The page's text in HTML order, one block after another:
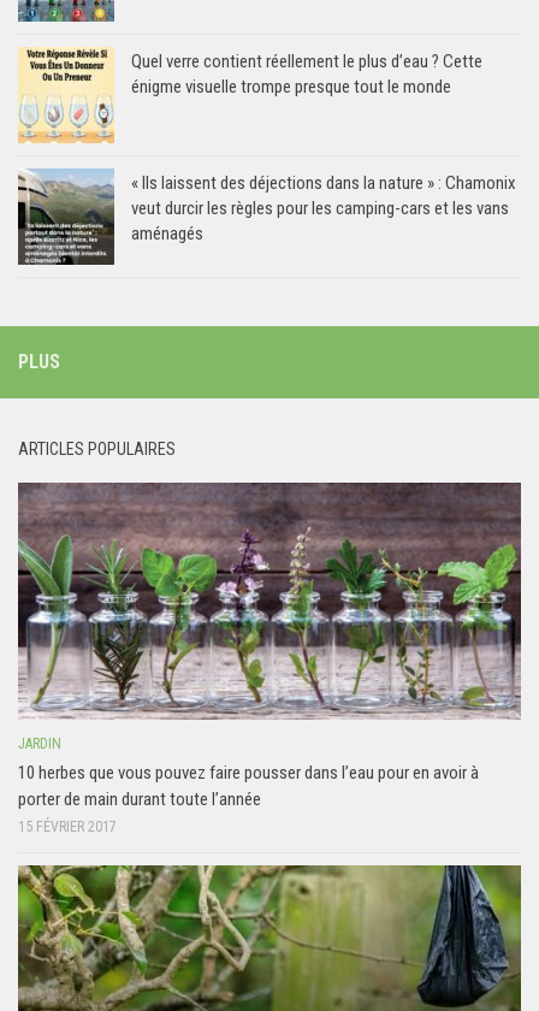
Quel verre contient réellement le plus d’eau ? Cette
énigme visuelle trompe presque tout le monde
« Ils laissent des déjections dans la nature » : Chamonix
veut durcir les règles pour les camping-cars et les vans
aménagés
PLUS
ARTICLES POPULAIRES
JARDIN
10 herbes que vous pouvez faire pousser dans l’eau pour en avoir à
porter de main durant toute l’année
15 FÉVRIER 2017